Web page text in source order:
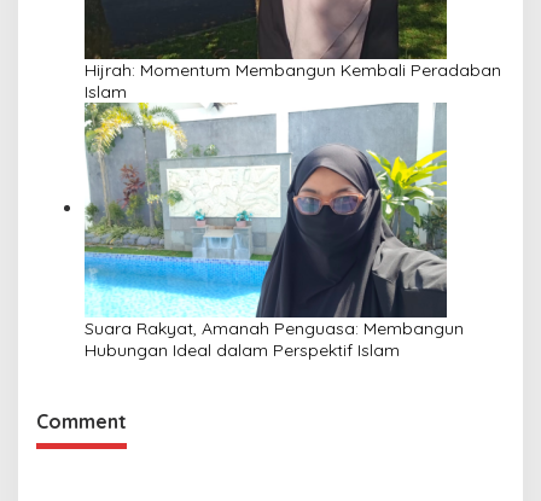
Hijrah: Momentum Membangun Kembali Peradaban
Islam
Suara Rakyat, Amanah Penguasa: Membangun
Hubungan Ideal dalam Perspektif Islam
Comment